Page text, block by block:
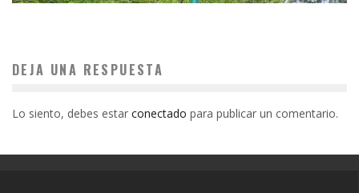
DEJA UNA RESPUESTA
Lo siento, debes estar conectado para publicar un comentario.